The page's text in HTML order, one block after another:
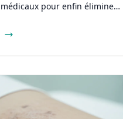
pour enfin éliminer